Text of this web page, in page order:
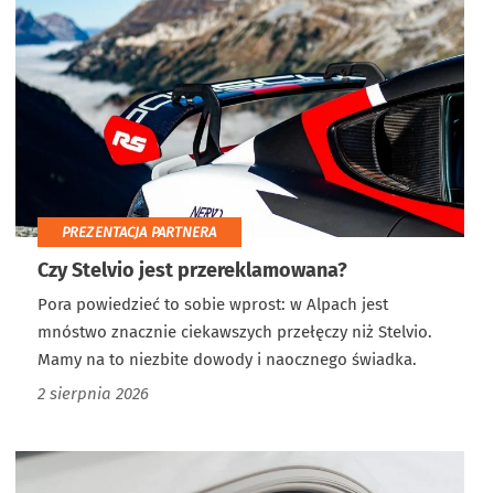
PREZENTACJA PARTNERA
Czy Stelvio jest przereklamowana?
Pora powiedzieć to sobie wprost: w Alpach jest
mnóstwo znacznie ciekawszych przełęczy niż Stelvio.
Mamy na to niezbite dowody i naocznego świadka.
2 sierpnia 2026